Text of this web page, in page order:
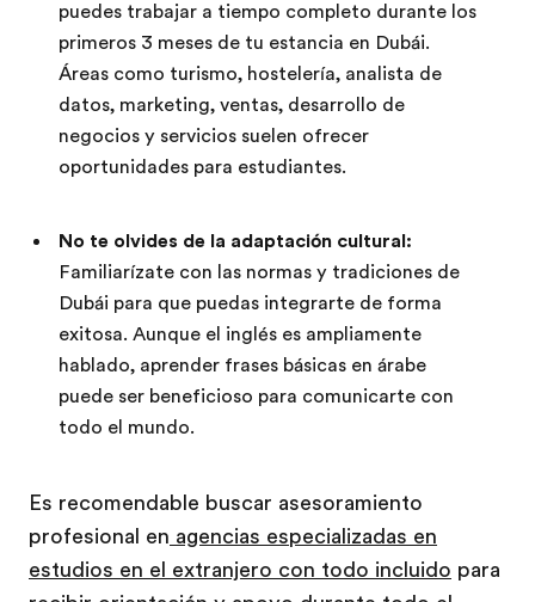
puedes trabajar a tiempo completo durante los
primeros 3 meses de tu estancia en Dubái.
Áreas como turismo, hostelería, analista de
datos, marketing, ventas, desarrollo de
negocios y servicios suelen ofrecer
oportunidades para estudiantes.
No te olvides de la adaptación cultural:
Familiarízate con las normas y tradiciones de
Dubái para que puedas integrarte de forma
exitosa. Aunque el inglés es ampliamente
hablado, aprender frases básicas en árabe
puede ser beneficioso para comunicarte con
todo el mundo.
Es recomendable buscar asesoramiento
profesional en agencias especializadas en
estudios en el extranjero con todo incluido para